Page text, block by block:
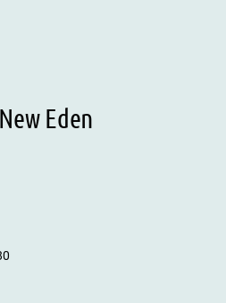
Eden